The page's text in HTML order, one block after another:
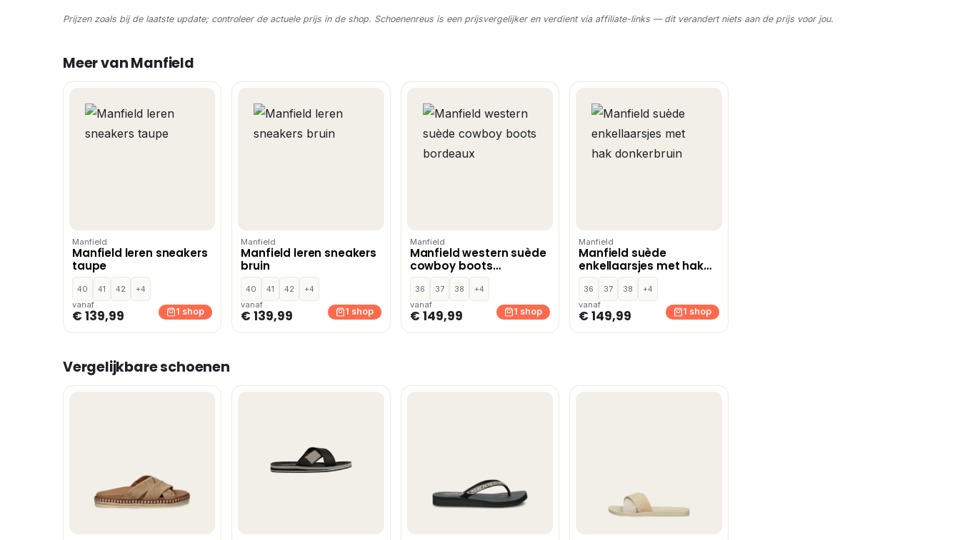
Prijzen zoals bij de laatste update; controleer de actuele prijs in de shop. Schoenenreus is een prijsvergelijker en verdient via affiliate-links — dit verandert niets aan de prijs voor jou.
Meer van Manfield
Manfield
Manfield leren sneakers
taupe
40 41 42
+4
vanaf
€ 139,99 1 shop
Manfield
Manfield leren sneakers
bruin
40 41 42
+4
vanaf
€ 139,99 1 shop
Manfield
Manfield western suède
cowboy boots
bordeaux
36 37 38
+4
vanaf
€ 149,99 1 shop
Manfield
Manfield suède
enkellaarsjes met hak
donkerbruin
36 37 38
+4
vanaf
€ 149,99 1 shop
Vergelijkbare schoenen